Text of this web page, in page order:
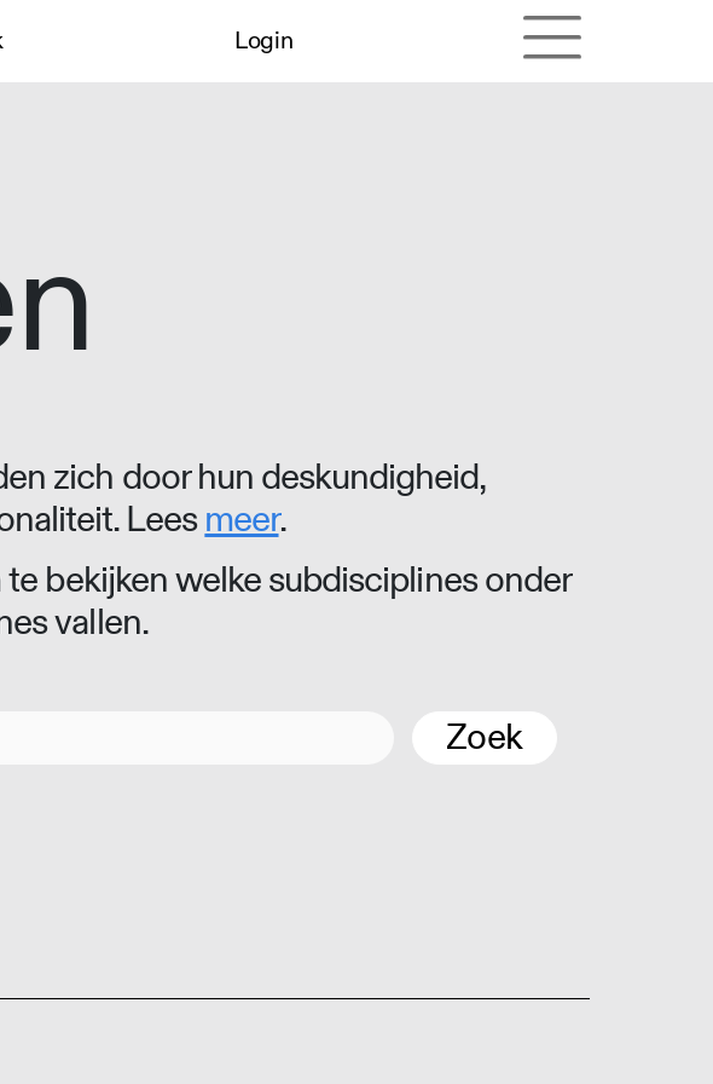
Login
zich door hun deskundigheid,
Leesmeer.
bekijken welke subdisciplines onder
vallen.
Zoek